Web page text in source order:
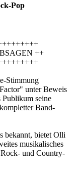
Pop
++
Stimmung
unter Beweis
Publikum seine
Band-
bekannt, bietet Olli
musikalisches
und Country-